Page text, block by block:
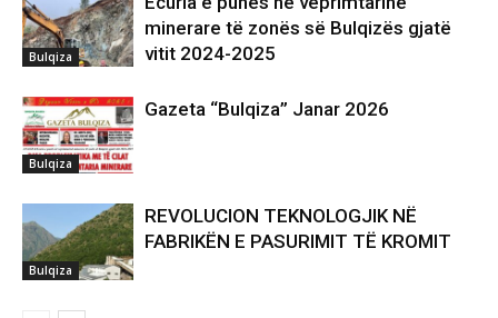
Bulqiza
minerare të zonës së Bulqizës gjatë
vitit 2024-2025
Bulqiza
Gazeta “Bulqiza” Janar 2026
Bulqiza
REVOLUCION TEKNOLOGJIK NË
FABRIKËN E PASURIMIT TË KROMIT